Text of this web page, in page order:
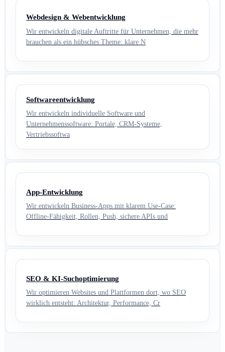
Webdesign & Webentwicklung
Wir entwickeln digitale Auftritte für Unternehmen, die mehr
brauchen als ein hübsches Theme: klare N
Softwareentwicklung
Wir entwickeln individuelle Software und
Unternehmenssoftware: Portale, CRM-Systeme,
Vertriebssoftwa
App-Entwicklung
Wir entwickeln Business-Apps mit klarem Use-Case:
Offline-Fähigkeit, Rollen, Push, sichere APIs und
SEO & KI-Suchoptimierung
Wir optimieren Websites und Plattformen dort, wo SEO
wirklich entsteht: Architektur, Performance, Cr